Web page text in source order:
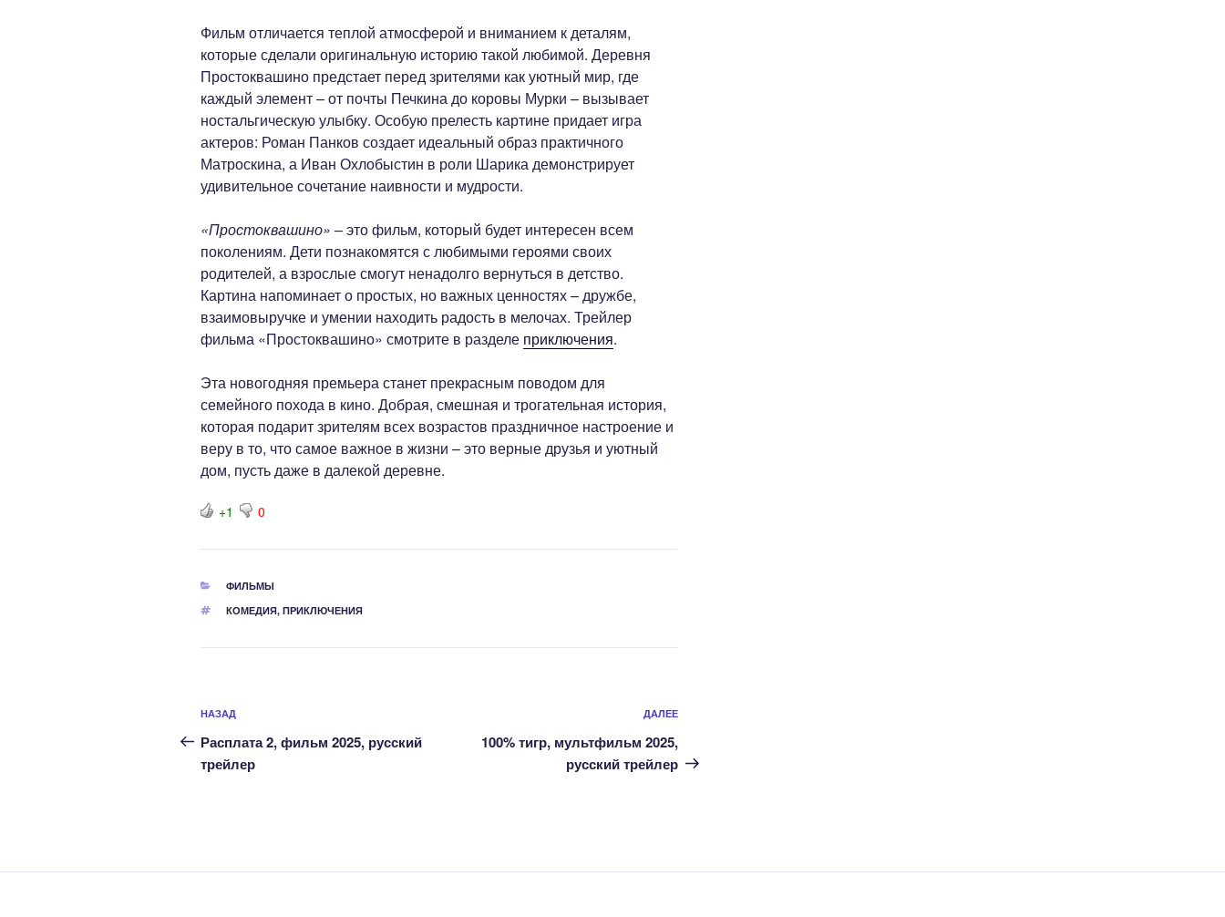
Фильм отличается теплой атмосферой и вниманием к деталям,
которые сделали оригинальную историю такой любимой. Деревня
Простоквашино предстает перед зрителями как уютный мир, где
каждый элемент – от почты Печкина до коровы Мурки – вызывает
ностальгическую улыбку. Особую прелесть картине придает игра
актеров: Роман Панков создает идеальный образ практичного
Матроскина, а Иван Охлобыстин в роли Шарика демонстрирует
удивительное сочетание наивности и мудрости.
«Простоквашино» – это фильм, который будет интересен всем
поколениям. Дети познакомятся с любимыми героями своих
родителей, а взрослые смогут ненадолго вернуться в детство.
Картина напоминает о простых, но важных ценностях – дружбе,
взаимовыручке и умении находить радость в мелочах. Трейлер
фильма «Простоквашино» смотрите в разделе приключения.
Эта новогодняя премьера станет прекрасным поводом для
семейного похода в кино. Добрая, смешная и трогательная история,
которая подарит зрителям всех возрастов праздничное настроение и
веру в то, что самое важное в жизни – это верные друзья и уютный
дом, пусть даже в далекой деревне.
+1 0
РУБРИКИ
ФИЛЬМЫ
МЕТКИ
КОМЕДИЯ, ПРИКЛЮЧЕНИЯ
Навигация
по
записям
Предыдущая
запись:
НАЗАД
Расплата 2, фильм 2025, русский
трейлер
Следующая
ДАЛЕЕ
100% тигр, мультфильм 2025,
русский трейлер